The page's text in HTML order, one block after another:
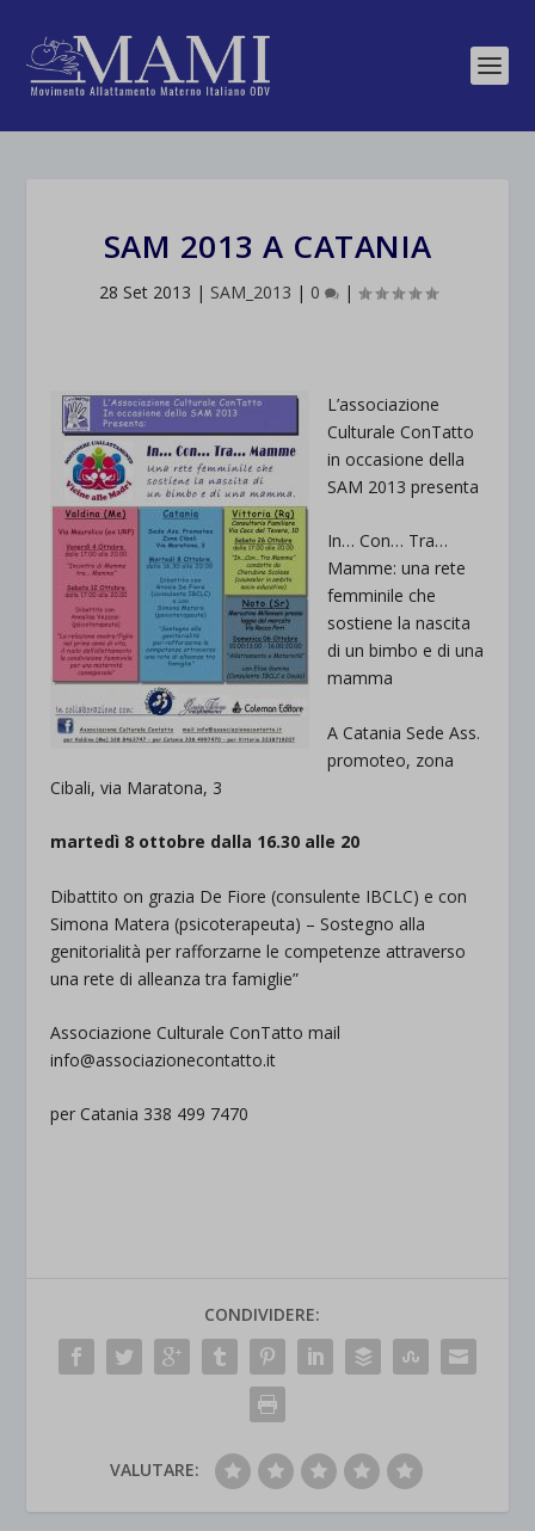
SAM 2013 A CATANIA
28 Set 2013 | SAM_2013 | 0 |
L’associazione
Culturale ConTatto
in occasione della
SAM 2013 presenta
In… Con… Tra…
Mamme: una rete
femminile che
sostiene la nascita
di un bimbo e di una
mamma
A Catania Sede Ass.
promoteo, zona
Cibali, via Maratona, 3
martedì 8 ottobre dalla 16.30 alle 20
Dibattito on grazia De Fiore (consulente IBCLC) e con
Simona Matera (psicoterapeuta) – Sostegno alla
genitorialità per rafforzarne le competenze attraverso
una rete di alleanza tra famiglie”
Associazione Culturale ConTatto mail
info@associazionecontatto.it
per Catania 338 499 7470
CONDIVIDERE:
VALUTARE: